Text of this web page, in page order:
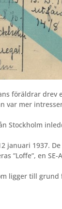
föräldrar drev
var mer
Stockholm
januari 1937.
”Loffe”, en SE-
ligger till grund